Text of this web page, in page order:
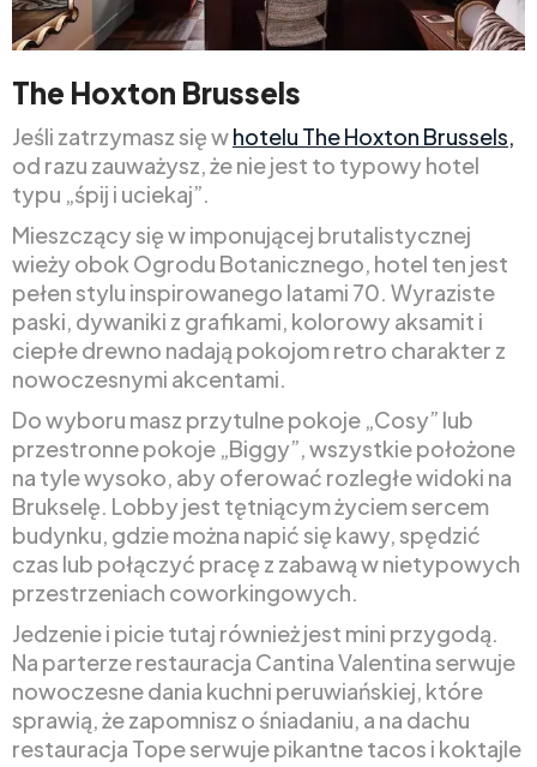
The Hoxton Brussels
Jeśli zatrzymasz się whotelu The Hoxton Brussels,
od razu zauważysz, że nie jest to typowy hotel
typu „śpij i uciekaj”.
Mieszczący się w imponującej brutalistycznej
wieży obok Ogrodu Botanicznego, hotel ten jest
pełen stylu inspirowanego latami 70. Wyraziste
paski, dywaniki z grafikami, kolorowy aksamit i
ciepłe drewno nadają pokojom retro charakter z
nowoczesnymi akcentami.
Do wyboru masz przytulne pokoje „Cosy” lub
przestronne pokoje „Biggy”, wszystkie położone
na tyle wysoko, aby oferować rozległe widoki na
Brukselę. Lobby jest tętniącym życiem sercem
budynku, gdzie można napić się kawy, spędzić
czas lub połączyć pracę z zabawą w nietypowych
przestrzeniach coworkingowych.
Jedzenie i picie tutaj również jest mini przygodą.
Na parterze restauracja Cantina Valentina serwuje
nowoczesne dania kuchni peruwiańskiej, które
sprawią, że zapomnisz o śniadaniu, a na dachu
restauracja Tope serwuje pikantne tacos i koktajle